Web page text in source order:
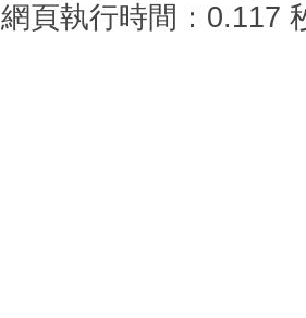
網頁執行時間：0.117